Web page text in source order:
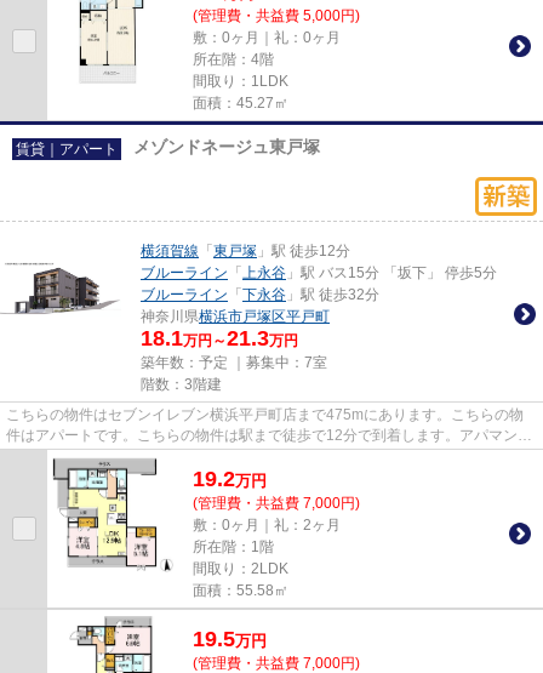
(管理費・共益費 5,000円)
敷：0ヶ月｜礼：0ヶ月
所在階：4階
間取り：1LDK
面積：45.27㎡
賃貸｜アパート メゾンドネージュ東戸塚
横須賀線 「 東戸塚 」駅 徒歩12分
ブルーライン 「 上永谷 」駅 バス15分 「坂下」 停歩5分
ブルーライン 「 下永谷 」駅 徒歩32分
神奈川県横浜市戸塚区平戸町
18.1万円～21.3万円
築年数：予定 ｜募集中： 7室
階数：3階建
こちらの物件はセブンイレブン横浜平戸町店まで475mにあります。こちらの物
件はアパートです。こちらの物件は駅まで徒歩で12分で到着します。アパマンメ
イトがご紹介する、オススメの...
19.2万円
(管理費・共益費 7,000円)
敷：0ヶ月｜礼：2ヶ月
所在階：1階
間取り：2LDK
面積：55.58㎡
19.5万円
(管理費・共益費 7,000円)